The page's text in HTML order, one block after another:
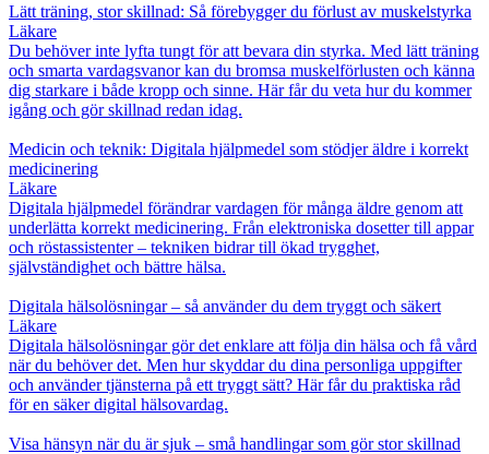
Lätt träning, stor skillnad: Så förebygger du förlust av muskelstyrka
Läkare
Du behöver inte lyfta tungt för att bevara din styrka. Med lätt träning
och smarta vardagsvanor kan du bromsa muskelförlusten och känna
dig starkare i både kropp och sinne. Här får du veta hur du kommer
igång och gör skillnad redan idag.
Medicin och teknik: Digitala hjälpmedel som stödjer äldre i korrekt
medicinering
Läkare
Digitala hjälpmedel förändrar vardagen för många äldre genom att
underlätta korrekt medicinering. Från elektroniska dosetter till appar
och röstassistenter – tekniken bidrar till ökad trygghet,
självständighet och bättre hälsa.
Digitala hälsolösningar – så använder du dem tryggt och säkert
Läkare
Digitala hälsolösningar gör det enklare att följa din hälsa och få vård
när du behöver det. Men hur skyddar du dina personliga uppgifter
och använder tjänsterna på ett tryggt sätt? Här får du praktiska råd
för en säker digital hälsovardag.
Visa hänsyn när du är sjuk – små handlingar som gör stor skillnad